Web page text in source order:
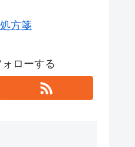
方箋
ローする